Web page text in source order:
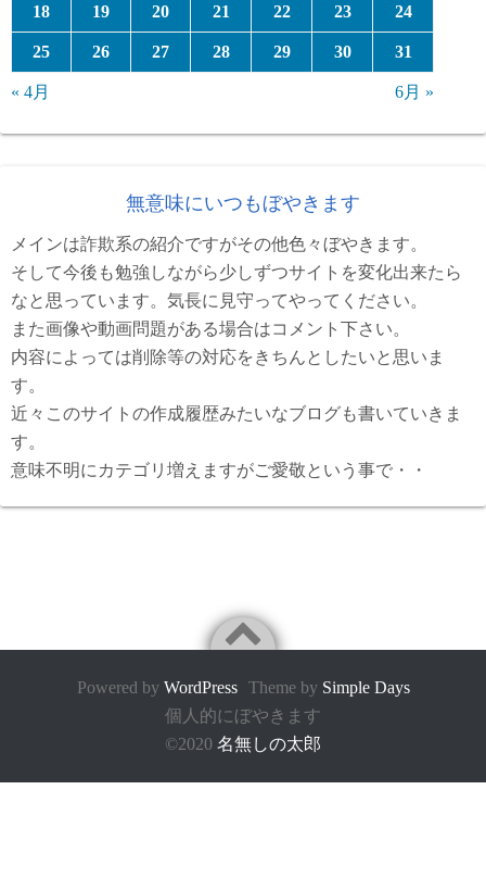
18 19 20 21 22 23 24
25 26 27 28 29 30 31
« 4月 6月 »
無意味にいつもぼやきます
メインは詐欺系の紹介ですがその他色々ぼやきます。
そして今後も勉強しながら少しずつサイトを変化出来たら
なと思っています。気長に見守ってやってください。
また画像や動画問題がある場合はコメント下さい。
内容によっては削除等の対応をきちんとしたいと思いま
す。
近々このサイトの作成履歴みたいなブログも書いていきま
す。
意味不明にカテゴリ増えますがご愛敬という事で・・
Powered by WordPress Theme by Simple Days
個人的にぼやきます
©2020 名無しの太郎